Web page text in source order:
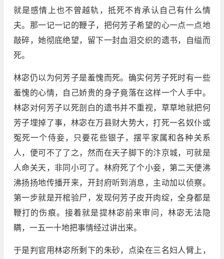
就是感情上也不曾越轨，抵死不肯承认自己有什么情
夫。那一记一记的鞭子，把何芳子希望的心一点一点地
敲碎，她彻底绝望，留下一封血泪交织的遗书，自缢而
死。
林宓仍以为何芳子是羞愧而死。确实何芳子死时有一些
羞愧的心情，自己娇贵的身子竟落在这样一个人手中。
林宓对何芳子以死剖白的遗书并不重视，草草地就把何
芳子埋掉了事，林宓在万县财大势大，打死一名奴仆或
冤死一个侍妾，只要花些银子，摆平家属和各种关系
人，便可不了了之，然而在天子脚下的汴京城，可就是
人命关天，非同小可了。林府死了个小妾，第二天便沸
沸扬扬地传播开来，开封府听到消息，主动加以侦察。
第一步就是开棺验尸，发现何芳子皮开肉绽，全身都是
鞭打的伤痕。接着就是提林宓前来审问，林宓无法隐
瞒，一五一十地把事情经过讲出来。
于是判官用林宓所剩下的朱砂，点染在三名妇人臂上，